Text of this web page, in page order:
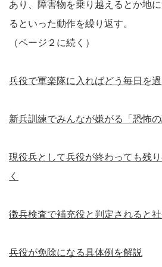
あり、障害物を乗り越えるとか地
るといった動作を繰り返す。
（ページ２に続く）
兵役で軍楽隊に入ればどう毎日を
新兵訓練でみんなが嫌がる「恐怖
現役兵として兵役が終わっても残
く
徴兵検査で補充役と判定されると
兵役が免除になる具体例を解説